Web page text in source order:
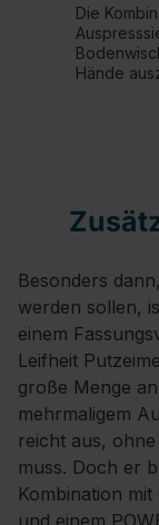
Die
Hände
Besonders
werden sollen,
einem
Leifheit
große Menge
mehrmaligem
reicht aus,
muss. Doch er
Kombination
und einem